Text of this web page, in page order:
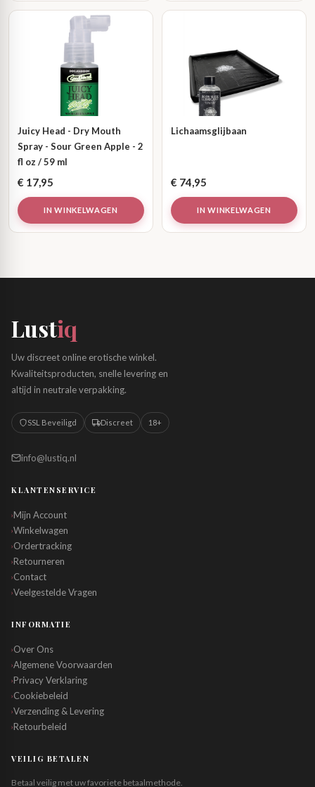
Juicy Head - Dry Mouth
Spray - Sour Green Apple - 2
fl oz / 59 ml
€ 17,95
IN WINKELWAGEN
Lichaamsglijbaan
€ 74,95
IN WINKELWAGEN
Lustiq
Uw discreet online erotische winkel.
Kwaliteitsproducten, snelle levering en
altijd in neutrale verpakking.
SSL Beveiligd Discreet 18+
info@lustiq.nl
KLANTENSERVICE
›Mijn Account
›Winkelwagen
›Ordertracking
›Retourneren
›Contact
›Veelgestelde Vragen
INFORMATIE
›Over Ons
›Algemene Voorwaarden
›Privacy Verklaring
›Cookiebeleid
›Verzending & Levering
›Retourbeleid
VEILIG BETALEN
Betaal veilig met uw favoriete betaalmethode.